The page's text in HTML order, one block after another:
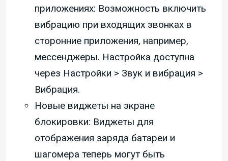
приложениях: Возможность включить
вибрацию при входящих звонках в
сторонние приложения, например,
мессенджеры. Настройка доступна
через Настройки > Звук и вибрация >
Вибрация.
Новые виджеты на экране
блокировки: Виджеты для
отображения заряда батареи и
шагомера теперь могут быть